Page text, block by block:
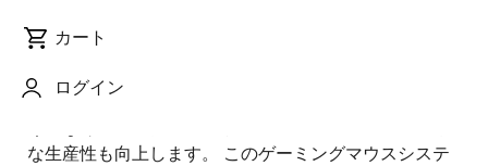
カート
ログイン
説
明
ゲームやコンピューティングに求められるものが進化
するにつれ、ユーザはゲーミングマウスのような高性
能でカスタマイズ可能な周辺機器をますます求めるよ
うになっています。そうすることで、対戦型ゲームだ
な生産性も向上します。 このゲーミングマウスシステ